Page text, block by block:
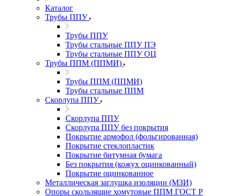
Каталог
Трубы ППУ
Трубы ППУ
Трубы стальные ППУ ПЭ
Трубы стальные ППУ ОЦ
Трубы ППМ (ППМИ)
Трубы ППМ (ППМИ)
Трубы стальные ППМ
Скорлупа ППУ
Скорлупа ППУ
Скорлупа ППУ без покрытия
Покрытие армофол (фольгированная)
Покрытие стеклопластик
Покрытие битумная бумага
Без покрытия (кожух оцинкованный)
Покрытие оцинкованное
Металлическая заглушка изоляции (МЗИ)
Опоры скользящие хомутовые ППМ ГОСТ Р